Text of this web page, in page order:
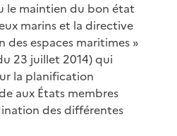
le maintien du bon état
marins et la directive
espaces maritimes »
23 juillet 2014) qui
la planification
aux États membres
des différentes